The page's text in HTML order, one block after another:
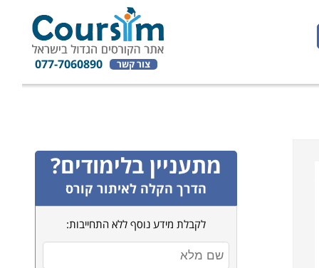
צור קשר 077-7060890
מתעניין בלימודים?
הדרך הקלה לאיתור קורס
לקבלת מידע נוסף ללא התחייבות: